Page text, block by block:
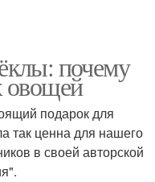
почему
овощей
подарок для
так ценна для нашего
в своей авторской